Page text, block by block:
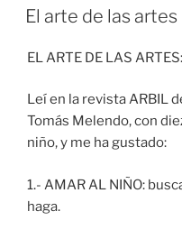
EL
El arte de las artes
EL ARTE DE LAS
Leí en la revista ARBIL
Tomás Melendo, con
niño, y me ha gustado:
1.- AMAR AL NIÑO:
haga.